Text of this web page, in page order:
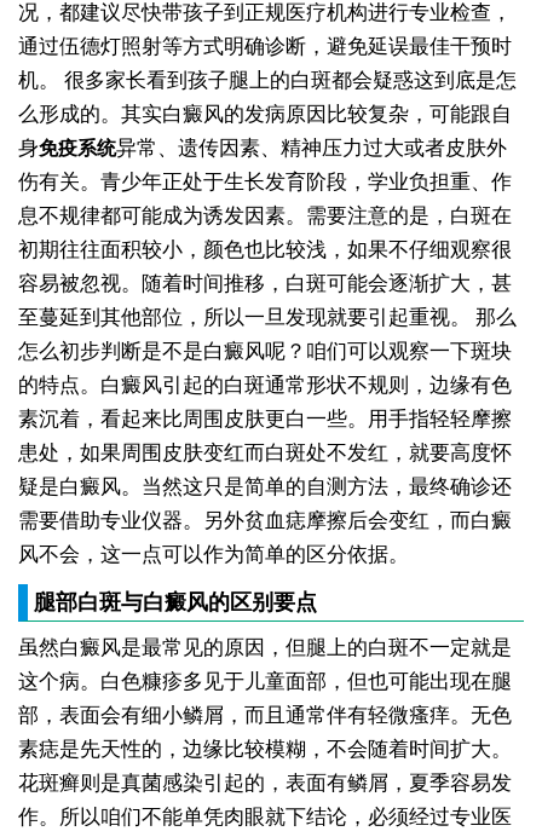
况，都建议尽快带孩子到正规医疗机构进行专业检查，
通过伍德灯照射等方式明确诊断，避免延误最佳干预时
机。
很多家长看到孩子腿上的白斑都会疑惑这到底是怎
么形成的。其实白癜风的发病原因比较复杂，可能跟自
身免疫系统异常、遗传因素、精神压力过大或者皮肤外
伤有关。青少年正处于生长发育阶段，学业负担重、作
息不规律都可能成为诱发因素。需要注意的是，白斑在
初期往往面积较小，颜色也比较浅，如果不仔细观察很
容易被忽视。随着时间推移，白斑可能会逐渐扩大，甚
至蔓延到其他部位，所以一旦发现就要引起重视。
那么
怎么初步判断是不是白癜风呢？咱们可以观察一下斑块
的特点。白癜风引起的白斑通常形状不规则，边缘有色
素沉着，看起来比周围皮肤更白一些。用手指轻轻摩擦
患处，如果周围皮肤变红而白斑处不发红，就要高度怀
疑是白癜风。当然这只是简单的自测方法，最终确诊还
需要借助专业仪器。另外贫血痣摩擦后会变红，而白癜
风不会，这一点可以作为简单的区分依据。
腿部白斑与白癜风的区别要点
虽然白癜风是最常见的原因，但腿上的白斑不一定就是
这个病。白色糠疹多见于儿童面部，但也可能出现在腿
部，表面会有细小鳞屑，而且通常伴有轻微瘙痒。无色
素痣是先天性的，边缘比较模糊，不会随着时间扩大。
花斑癣则是真菌感染引起的，表面有鳞屑，夏季容易发
作。所以咱们不能单凭肉眼就下结论，必须经过专业医